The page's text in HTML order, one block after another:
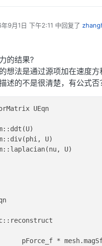
9月1日 下午2:11 中回复了
中文网 编辑 2016年9月1日 下
的结果?
想法是通过源项加在速度方
述的不是很清楚，有公式否
UEqn
U)
U)
pForce_f *